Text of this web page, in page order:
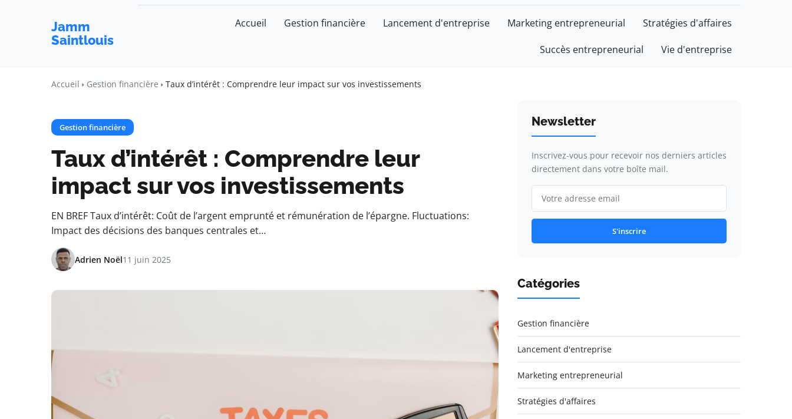
Jamm
Saintlouis
Accueil Gestion financière Lancement d'entreprise Marketing entrepreneurial Stratégies d'affaires
Succès entrepreneurial Vie d'entreprise
Accueil Gestion financière Taux d’intérêt : Comprendre leur impact sur vos investissements
Gestion financière
Taux d’intérêt : Comprendre leur
impact sur vos investissements
EN BREF Taux d’intérêt: Coût de l’argent emprunté et rémunération de l’épargne. Fluctuations:
Impact des décisions des banques centrales et…
Adrien Noël11 juin 2025
Newsletter
Inscrivez-vous pour recevoir nos derniers articles
directement dans votre boîte mail.
S'inscrire
Catégories
Gestion financière
Lancement d'entreprise
Marketing entrepreneurial
Stratégies d'affaires